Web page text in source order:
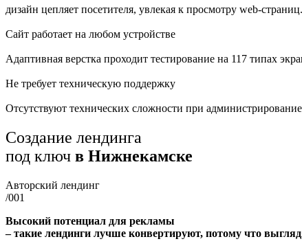
дизайн цепляет посетителя, увлекая к просмотру web-
Сайт работает на любом устройстве
Адаптивная верстка проходит тестирование на 117 типах
Не требует техническую поддержку
Отсутствуют технических сложности при
Создание лендинга
под ключ в Нижнекамске
Авторский лендинг
/001
Высокий потенциал для рекламы
– такие лендинги лучше конвертируют, потому что